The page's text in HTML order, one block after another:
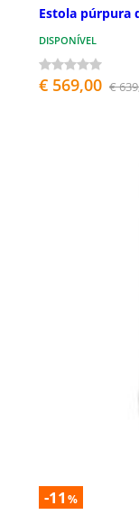
Estola púrpura
DISPONÍVEL
€ 569,00 €
-11 %